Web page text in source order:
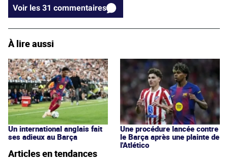
Voir les 31 commentaires
À lire aussi
Un international anglais fait
ses adieux au Barça
Une procédure lancée contre
le Barça après une plainte de
l'Atlético
Articles en tendances